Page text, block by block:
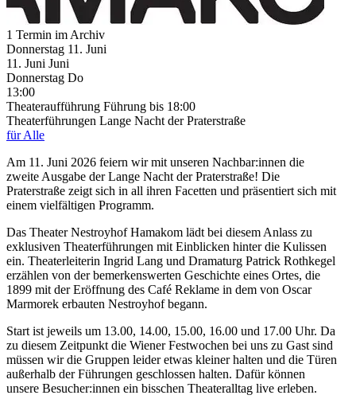
1 Termin im Archiv
Donnerstag 11. Juni
11. Juni Juni
Donnerstag Do
13:00
Theateraufführung Führung bis 18:00
Theaterführungen Lange Nacht der Praterstraße
für Alle
Am 11. Juni 2026 feiern wir mit unseren Nachbar:innen die
zweite Ausgabe der Lange Nacht der Praterstraße! Die
Praterstraße zeigt sich in all ihren Facetten und präsentiert sich mit
einem vielfältigen Programm.
Das Theater Nestroyhof Hamakom lädt bei diesem Anlass zu
exklusiven Theaterführungen mit Einblicken hinter die Kulissen
ein. Theaterleiterin Ingrid Lang und Dramaturg Patrick Rothkegel
erzählen von der bemerkenswerten Geschichte eines Ortes, die
1899 mit der Eröffnung des Café Reklame in dem von Oscar
Marmorek erbauten Nestroyhof begann.
Start ist jeweils um 13.00, 14.00, 15.00, 16.00 und 17.00 Uhr. Da
zu diesem Zeitpunkt die Wiener Festwochen bei uns zu Gast sind
müssen wir die Gruppen leider etwas kleiner halten und die Türen
außerhalb der Führungen geschlossen halten. Dafür können
unsere Besucher:innen ein bisschen Theateralltag live erleben.